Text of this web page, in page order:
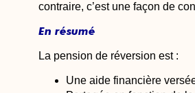
contraire, c’est une façon de
En résumé
La pension de réversion est :
Une aide financière